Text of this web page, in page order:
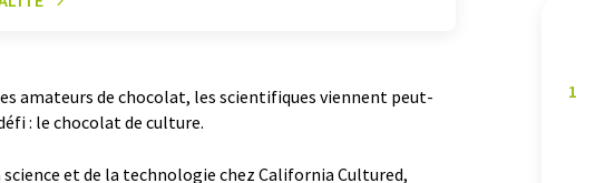
amateurs de chocolat, les scientifiques viennent peut-
: le chocolat de culture.
et de la technologie chez California Cultured,
1